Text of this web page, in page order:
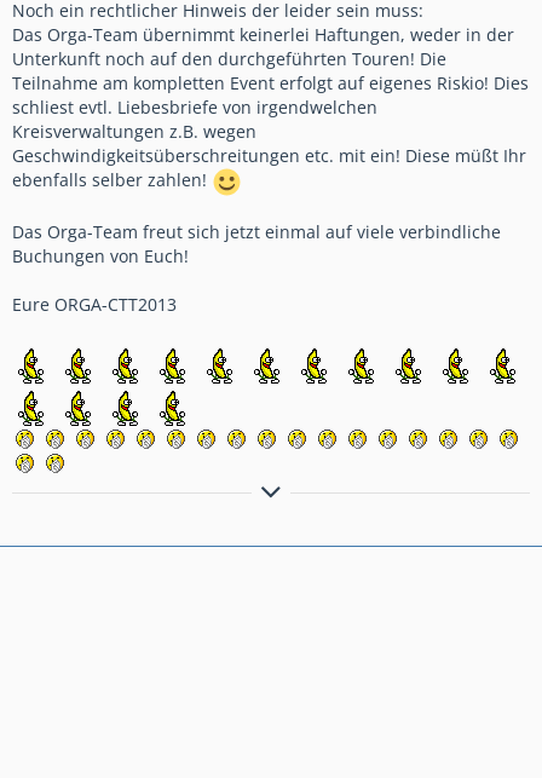
Noch ein rechtlicher Hinweis der leider sein muss:
Das Orga-Team übernimmt keinerlei Haftungen, weder in der
Unterkunft noch auf den durchgeführten Touren! Die
Teilnahme am kompletten Event erfolgt auf eigenes Riskio! Dies
schliest evtl. Liebesbriefe von irgendwelchen
Kreisverwaltungen z.B. wegen
Geschwindigkeitsüberschreitungen etc. mit ein! Diese müßt Ihr
ebenfalls selber zahlen!
Das Orga-Team freut sich jetzt einmal auf viele verbindliche
Buchungen von Euch!
Eure ORGA-CTT2013
Bremsen macht die Felge dreckig!!!!!!!!!!!
Anders gesagt: Bremsen ist die Umwandlung hochwertiger